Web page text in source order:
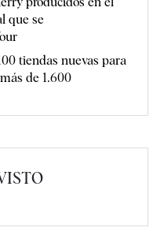
que se
tiendas nuevas para
de 1.600